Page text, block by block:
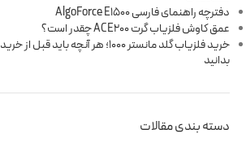
دفترچه راهنمای فارسی AlgoForce E1500
عمق کاوش فلزیاب گرت ACE200 چقدر است؟
خرید فلزیاب گلد مانستر 1000؛ هر آنچه باید قبل از خرید
بدانید
دسته بندی مقالات